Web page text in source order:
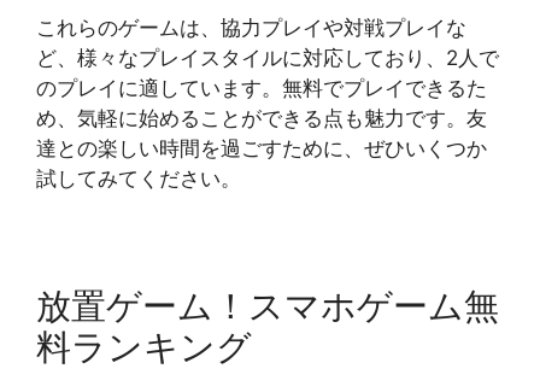
これらのゲームは、協力プレイや対戦プレイな
ど、様々なプレイスタイルに対応しており、2人で
のプレイに適しています。無料でプレイできるた
め、気軽に始めることができる点も魅力です。友
達との楽しい時間を過ごすために、ぜひいくつか
試してみてください。
放置ゲーム！スマホゲーム無
料ランキング